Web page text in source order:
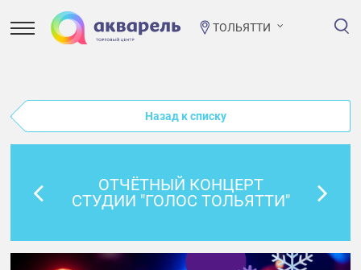
ТОЛЬЯТТИ
Назад к списку
ОТЧЁТНЫЙ КОНЦЕРТ
СТУДИИ "ГОЛОС ТОЛЬЯТТИ"